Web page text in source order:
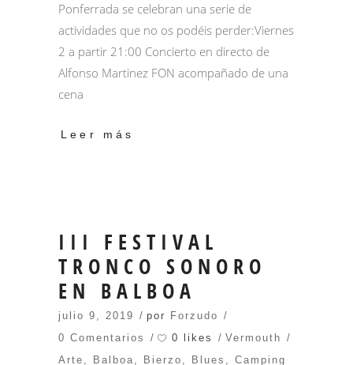
Ponferrada se celebran una serie de
actividades que no os podéis perder:Viernes
2 a partir 21:00 Concierto en directo de
Alfonso Martinez FON acompañado de una
cena
Leer más
III FESTIVAL
TRONCO SONORO
EN BALBOA
julio 9, 2019 por
Forzudo
0 Comentarios
0 likes
Vermouth
Arte
Balboa Bierzo Blues
Camping